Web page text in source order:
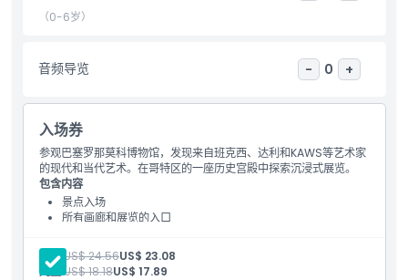
取消政策
（0-6岁）
音频导览 - 0 +
入场券
参观巴塞罗那莫科博物馆，发现来自班克西、达利和KAWS等艺术家
的现代和当代艺术。在哥特区的一座历史宫殿中探索沉浸式展览。
包含内容
景点入场
所有画廊和展览的入口
成人: US$ 24.56US$ 23.08
儿童: US$ 18.18US$ 17.89